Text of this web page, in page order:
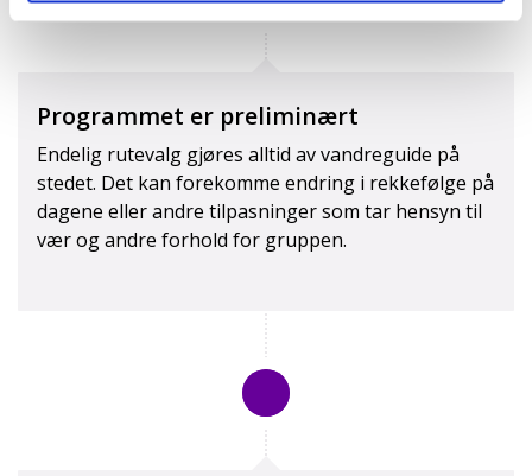
Programmet er preliminært
Endelig rutevalg gjøres alltid av vandreguide på
stedet. Det kan forekomme endring i rekkefølge på
dagene eller andre tilpasninger som tar hensyn til
vær og andre forhold for gruppen.